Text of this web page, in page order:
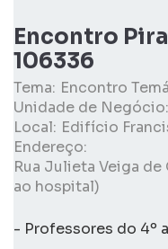
Encontro
106336
Tema: Encontro
Unidade de Negócio:
Local: Edifício
Endereço:
Rua Julieta Veiga
ao hospital)
- Professores do 4º